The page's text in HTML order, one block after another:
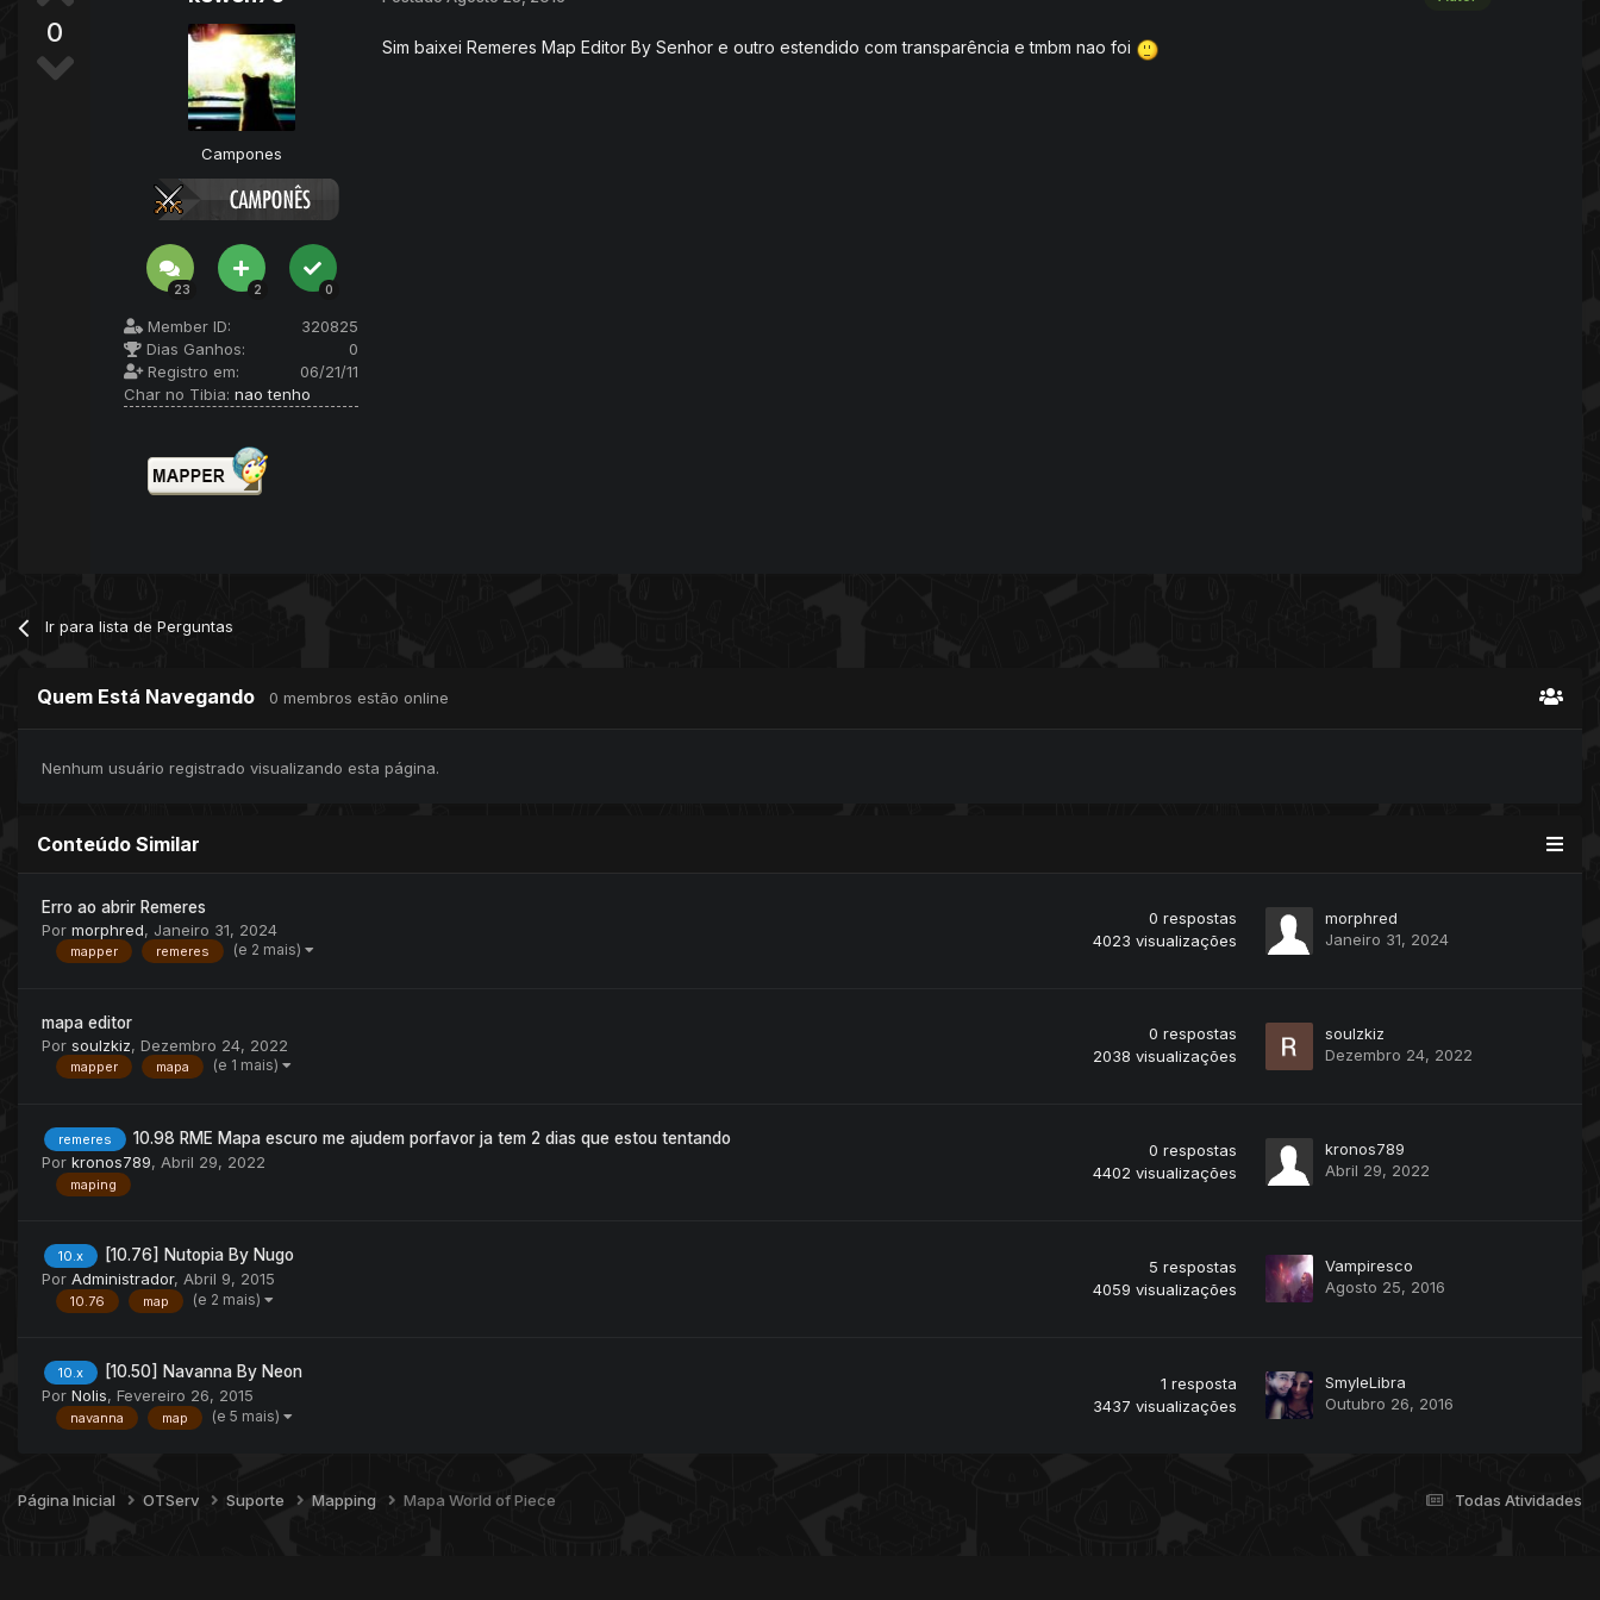
0
Campones
23 2 0
Member ID:
320825
Dias Ganhos:
0
Registro em:
06/21/11
Char no Tibia: nao tenho
Sim baixei Remeres Map Editor By Senhor e outro estendido com transparência e tmbm nao foi
Ir para lista de Perguntas
Quem Está Navegando 0 membros estão online
Nenhum usuário registrado visualizando esta página.
Conteúdo Similar
Erro ao abrir Remeres
Por morphred, Janeiro 31, 2024
mapper remeres (e 2 mais)
0 respostas
4023 visualizações
morphred
Janeiro 31, 2024
mapa editor
Por soulzkiz, Dezembro 24, 2022
mapper mapa (e 1 mais)
0 respostas
2038 visualizações
soulzkiz
Dezembro 24, 2022
remeres
10.98 RME Mapa escuro me ajudem porfavor ja tem 2 dias que estou tentando
Por kronos789, Abril 29, 2022
maping
0 respostas
4402 visualizações
kronos789
Abril 29, 2022
10.x
[10.76] Nutopia By Nugo
Por Administrador, Abril 9, 2015
10.76 map (e 2 mais)
5 respostas
4059 visualizações
Vampiresco
Agosto 25, 2016
10.x
[10.50] Navanna By Neon
Por Nolis, Fevereiro 26, 2015
navanna map (e 5 mais)
1 resposta
3437 visualizações
SmyleLibra
Outubro 26, 2016
Todas Atividades
Página Inicial OTServ Suporte Mapping Mapa World of Piece